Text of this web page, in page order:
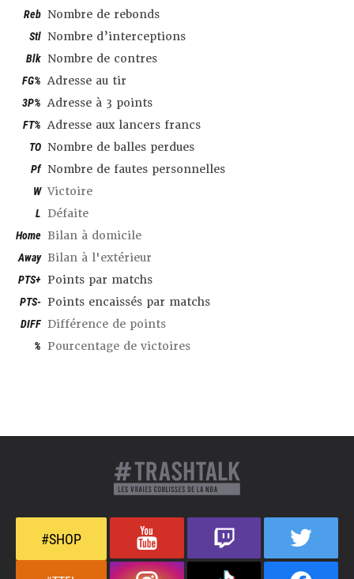
Reb Nombre de rebonds
Stl Nombre d’interceptions
Blk Nombre de contres
FG% Adresse au tir
3P% Adresse à 3 points
FT% Adresse aux lancers francs
TO Nombre de balles perdues
Pf Nombre de fautes personnelles
W Victoire
L Défaite
Home Bilan à domicile
Away Bilan à l'extérieur
PTS+ Points par matchs
PTS- Points encaissés par matchs
DIFF Différence de points
% Pourcentage de victoires
#SHOP